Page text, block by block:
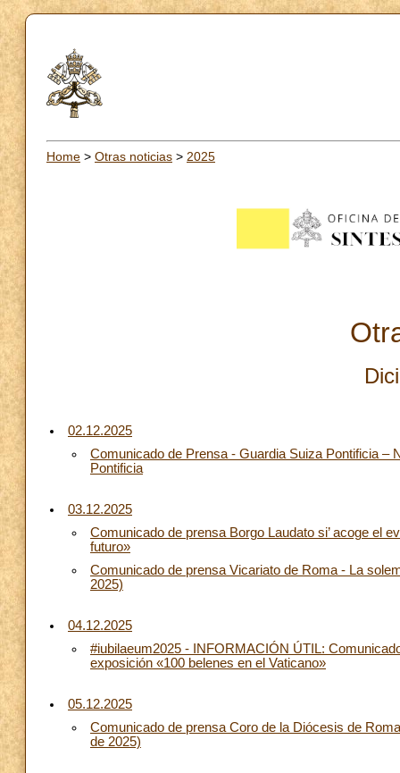
Home > Otras noticias > 2025
02.12.2025
Comunicado de Prensa - Guardia Suiza Pontificia –
Pontificia
03.12.2025
Comunicado de prensa Borgo Laudato si’ acoge el
futuro»
Comunicado de prensa Vicariato de Roma - La
2025)
04.12.2025
#iubilaeum2025 - INFORMACIÓN ÚTIL:
exposición «100 belenes en el Vaticano»
05.12.2025
Comunicado de prensa Coro de la Diócesis de
de 2025)